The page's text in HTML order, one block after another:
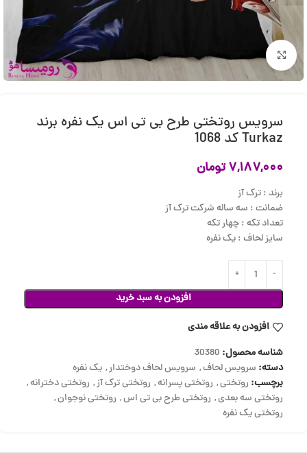
بزرگنمایی تصویر
سرویس روتختی طرح بی تی اس یک نفره برند
Turkaz کد 1068
۷,۱۸۷,۰۰۰تومان
برند : ترک آز
ضمانت : سه ساله شرکت ترک آز
تعداد تکه : چهار تکه
سایز لحاف : یک نفره
افزودن به سبد خرید
افزودن به علاقه مندی
شناسه محصول: 30380
دسته: سرویس لحاف, سرویس لحاف دوختدار, یک نفره
برچسب: روتختی, روتختی پسرانه, روتختی ترک آز, روتختی دخترانه,
روتختی سه بعدی, روتختی طرح بی تی اس, روتختی نوجوان,
روتختی یک نفره